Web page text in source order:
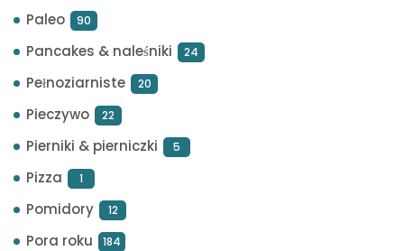
Paleo 90
Pancakes & naleśniki 24
Pełnoziarniste 20
Pieczywo 22
Pierniki & pierniczki 5
Pizza 1
Pomidory 12
Pora roku 184